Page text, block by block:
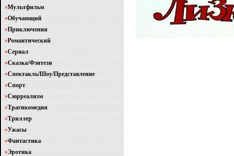
»Мультфильм
»Обучающий
»Приключения
»Романтический
»Сериал
»Сказка/Фэнтези
»Спектакль/Шоу/Представление
»Спорт
»Сюрреализм
»Трагикомедия
»Триллер
»Ужасы
»Фантастика
»Эротика